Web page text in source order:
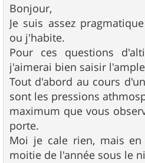
s
s
a
g
e
Bonjour,
Je suis assez
ou j'habite.
Pour ces questions
j'aimerai bien saisir
Tout d'abord au cours
sont les pressions
maximum que vous
porte.
Moi je cale rien, mais
moitie de l'année sous le